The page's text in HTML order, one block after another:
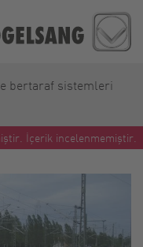
bertaraf sistemleri
İçerik incelenmemiştir.